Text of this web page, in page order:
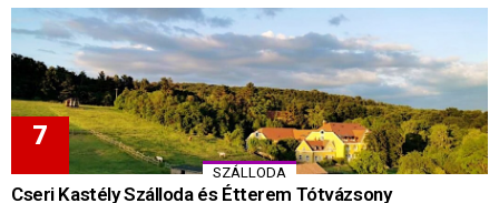
SZÁLLODA
Cseri Kastély Szálloda és Étterem Tótvázsony